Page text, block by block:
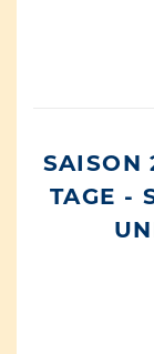
SAISON
TAGE -